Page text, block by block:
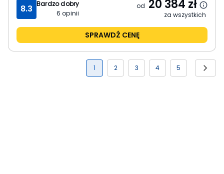
8.3 Bardzo dobry
6 opinii
od 20 384 zł
za wszystkich
SPRAWDŹ CENĘ
1 2 3 4 5